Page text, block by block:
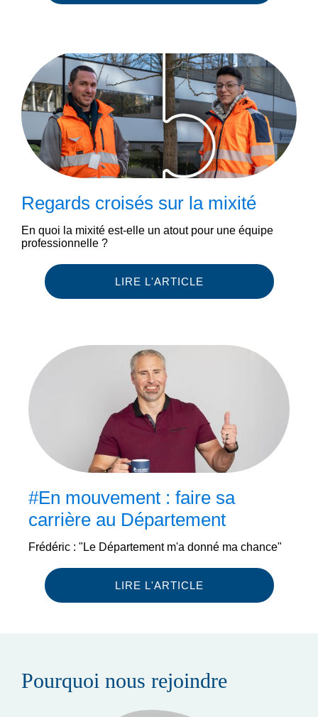
Regards croisés sur la mixité
En quoi la mixité est-elle un atout pour une équipe
professionnelle ?
LIRE L'ARTICLE
#En mouvement : faire sa
carrière au Département
Frédéric : "Le Département m'a donné ma chance"
LIRE L'ARTICLE
Pourquoi nous rejoindre